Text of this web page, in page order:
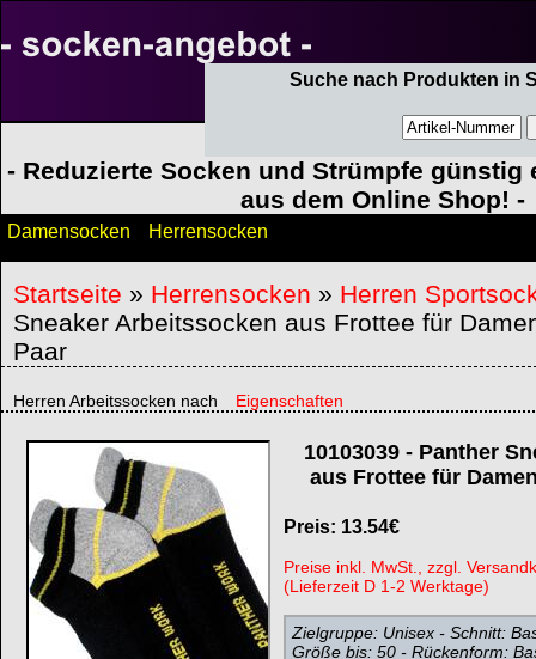
Suche nach Produkten in
- Reduzierte Socken und Strümpfe günstig
aus dem Online Shop! -
Damensocken Herrensocken
Startseite » Herrensocken » Herren
Sneaker Arbeitssocken aus Frottee für
Paar
Herren Arbeitssocken nach Eigenschaften
10103039- Panther
aus Frottee für
Preis: 13.54€
Preise inkl. MwSt., zzgl.
(Lieferzeit D 1-2 Werktage)
Zielgruppe: Unisex - Schnitt:
Größe bis: 50 - Rückenform: